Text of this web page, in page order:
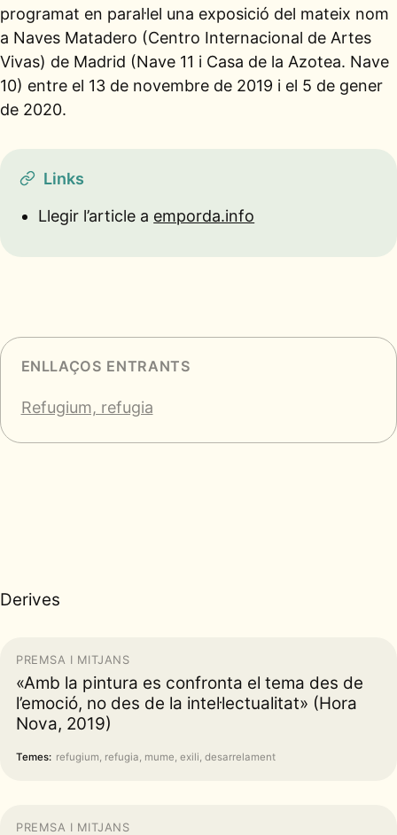
programat en paral·lel una exposició del mateix nom
a Naves Matadero (Centro Internacional de Artes
Vivas) de Madrid (Nave 11 i Casa de la Azotea. Nave
10) entre el 13 de novembre de 2019 i el 5 de gener
de 2020.
Links
Llegir l’article a emporda.info
ENLLAÇOS ENTRANTS
Refugium, refugia
Derives
PREMSA I MITJANS
«Amb la pintura es confronta el tema des de
l’emoció, no des de la intel·lectualitat» (Hora
Nova, 2019)
Temes: refugium, refugia, mume, exili, desarrelament
PREMSA I MITJANS